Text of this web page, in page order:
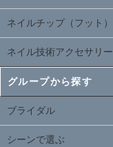
ネイルチップ（フット）
ネイル技術アクセサリー
グループから探す
ブライダル
シーンで選ぶ